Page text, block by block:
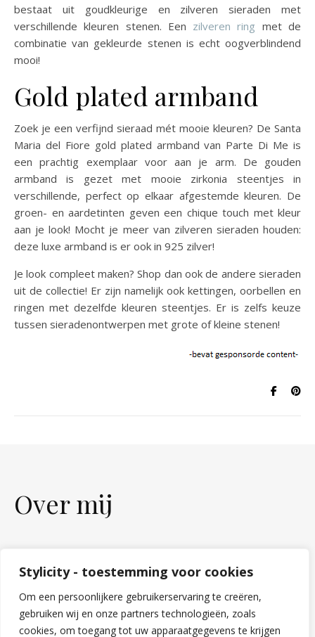
Stylicity - toestemming voor cookies
Om een persoonlijkere gebruikerservaring te creëren,
gebruiken wij en onze partners technologieën, zoals
cookies, om toegang tot uw apparaatgegevens te krijgen
bestaat uit goudkleurige en zilveren sieraden met
verschillende kleuren stenen. Een zilveren ring met de
combinatie van gekleurde stenen is echt oogverblindend
mooi!
Gold plated armband
Zoek je een verfijnd sieraad mét mooie kleuren? De Santa
Maria del Fiore gold plated armband van Parte Di Me is
een prachtig exemplaar voor aan je arm. De gouden
armband is gezet met mooie zirkonia steentjes in
verschillende, perfect op elkaar afgestemde kleuren. De
groen- en aardetinten geven een chique touch met kleur
aan je look! Mocht je meer van zilveren sieraden houden:
deze luxe armband is er ook in 925 zilver!
Je look compleet maken? Shop dan ook de andere sieraden
uit de collectie! Er zijn namelijk ook kettingen, oorbellen en
ringen met dezelfde kleuren steentjes. Er is zelfs keuze
tussen sieradenontwerpen met grote of kleine stenen!
Over mij